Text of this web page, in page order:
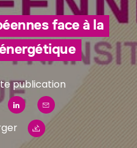
face à la
publication